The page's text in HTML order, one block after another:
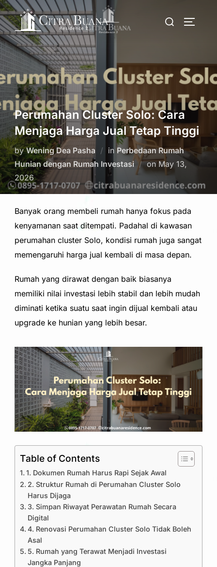
Skip
to
content
Search
Perumahan Cluster Solo: Cara
Menjaga Harga Jual Tetap Tinggi
byWening Dea Pasha in Perbedaan Rumah
Hunian dengan Rumah Investasi
onPosted
on
May 13,
2026
Banyak orang membeli rumah hanya fokus pada
kenyamanan saat ditempati. Padahal di kawasan
perumahan cluster Solo, kondisi rumah juga sangat
memengaruhi harga jual kembali di masa depan.
Rumah yang dirawat dengan baik biasanya
memiliki nilai investasi lebih stabil dan lebih mudah
diminati ketika suatu saat ingin dijual kembali atau
upgrade ke hunian yang lebih besar.
Table of Contents
1. Dokumen Rumah Harus Rapi Sejak Awal
2. Struktur Rumah di Perumahan Cluster Solo
Harus Dijaga
3. Simpan Riwayat Perawatan Rumah Secara
Digital
4. Renovasi Perumahan Cluster Solo Tidak Boleh
Asal
5. Rumah yang Terawat Menjadi Investasi
Jangka Panjang